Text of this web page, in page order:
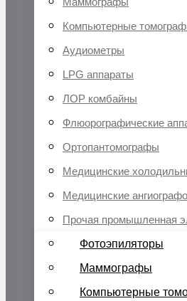
Компьютерные
Аудиометры
LPG аппараты
ЛОР комбайны
Флюорографические
Ортопантомографы
Медицинские
Медицинские
Прочая промышленная
Фотоэпиляторы
Маммографы
Компьютерные